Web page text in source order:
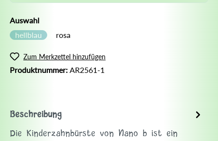
Auswahl
hellblau
rosa
Zum Merkzettel hinzufügen
Produktnummer: AR2561-1
Beschreibung
Die Kinderzahnbürste von Nano b ist ein